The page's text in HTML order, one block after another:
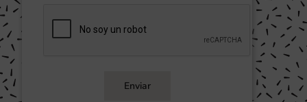
Enviar